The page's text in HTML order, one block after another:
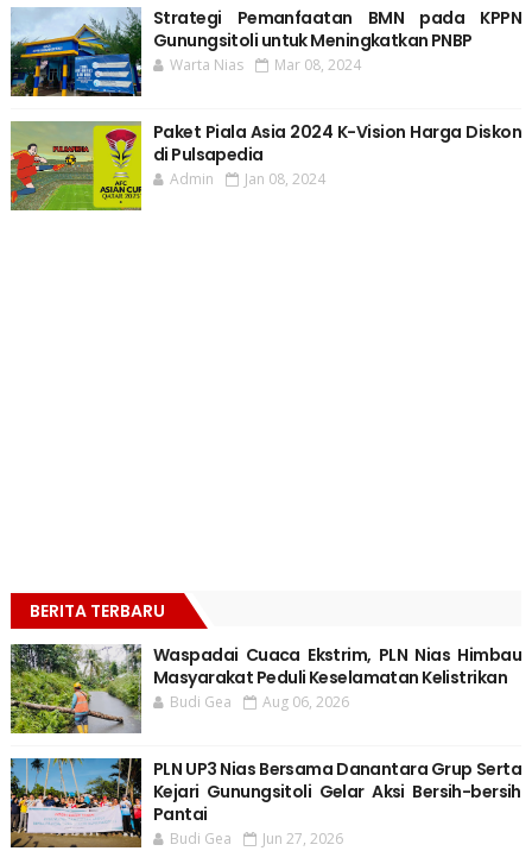
Strategi Pemanfaatan BMN pada KPPN
Gunungsitoli untuk Meningkatkan PNBP
Warta Nias Mar 08, 2024
Paket Piala Asia 2024 K-Vision Harga Diskon
di Pulsapedia
Admin Jan 08, 2024
BERITA TERBARU
Waspadai Cuaca Ekstrim, PLN Nias Himbau
Masyarakat Peduli Keselamatan Kelistrikan
Budi Gea Aug 06, 2026
PLN UP3 Nias Bersama Danantara Grup Serta
Kejari Gunungsitoli Gelar Aksi Bersih-bersih
Pantai
Budi Gea Jun 27, 2026